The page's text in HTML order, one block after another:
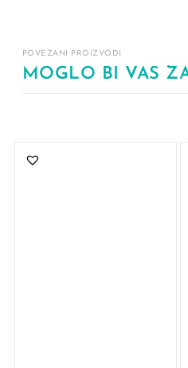
POVEZANI PROIZVODI
MOGLO BI VAS